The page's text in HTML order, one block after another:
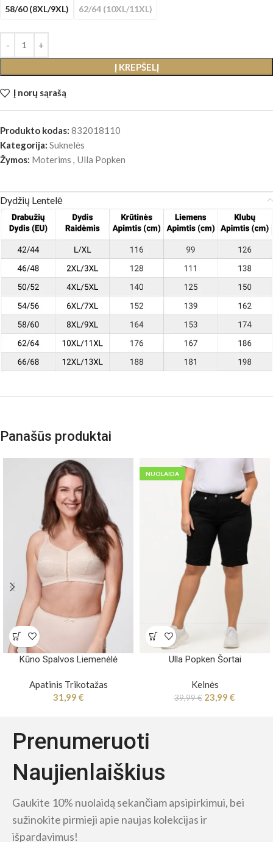
58/60 (8XL/9XL) 62/64 (10XL/11XL)
Į KREPŠELĮ
Į norų sąrašą
Produkto kodas: 832018110
Kategorija: Suknelės
Žymos: Moterims Ulla Popken
Dydžių Lentelė
Panašūs produktai
Kūno Spalvos Liemenėlė
Apatinis Trikotažas
31,99 €
NUOLAIDA
Ulla Popken Šortai
Kelnės
39,99€ 23,99 €
Prenumeruoti
Naujienlaiškius
Gaukite 10% nuolaidą sekančiam apsipirkimui, bei
sužinokite pirmieji apie naujas kolekcijas ir
išpardavimus!